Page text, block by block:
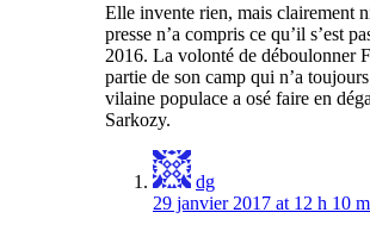
Elle invente rien, mais clairement
presse n’a compris ce qu’il s’est
2016. La volonté de déboulonner
partie de son camp qui n’a
vilaine populace a osé faire en
Sarkozy.
dg
29 janvier 2017 at 12 h 10